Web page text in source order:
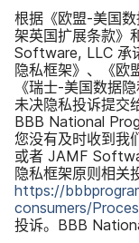
根据​《欧盟-美国​
架​英国​扩展​条款》​
Software, LLC 承
隐私框架》、​《欧
《瑞士-美国​数据​
未决​隐私​投诉​提交​
BBB National
您​没有​及​时​收到​我
或者 JAMF
隐私框架​原​则​相关​
https://
consumers/
投诉。 BBB